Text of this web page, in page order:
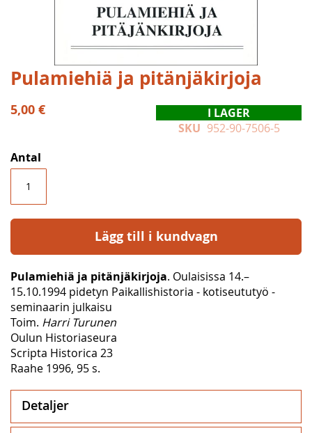
Hoppa
till
början
av
Pulamiehiä ja pitänjäkirjoja
5,00 €
I LAGER
SKU 952-90-7506-5
Antal
Lägg till i kundvagn
Pulamiehiä ja pitänjäkirjoja. Oulaisissa 14.–
15.10.1994 pidetyn Paikallishistoria - kotiseututyö -
seminaarin julkaisu
Toim. Harri Turunen
Oulun Historiaseura
Scripta Historica 23
Raahe 1996, 95 s.
Detaljer